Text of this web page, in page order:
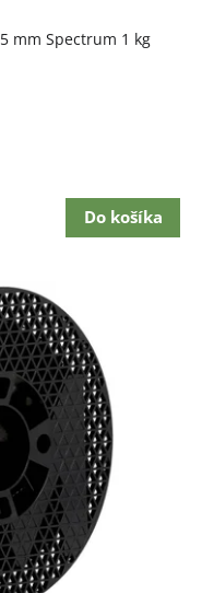
mm Spectrum 1 kg
Do košíka